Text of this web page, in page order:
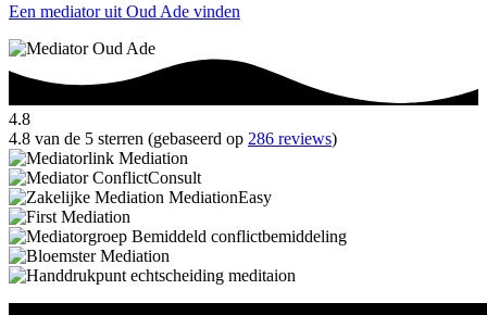
Een mediator uit Oud Ade vinden
4.8
4.8 van de 5 sterren (gebaseerd op 286 reviews)